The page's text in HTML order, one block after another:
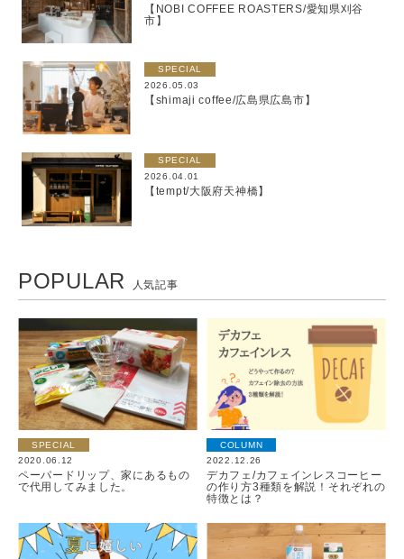
【NOBI COFFEE ROASTERS/愛知県刈谷
市】
SPECIAL
2026.05.03
【shimaji coffee/広島県広島市】
SPECIAL
2026.04.01
【tempt/大阪府天神橋】
POPULAR 人気記事
SPECIAL
2020.06.12
ペーパードリップ、家にあるもの
で代用してみました。
COLUMN
2022.12.26
デカフェ/カフェインレスコーヒー
の作り方3種類を解説！それぞれの
特徴とは？